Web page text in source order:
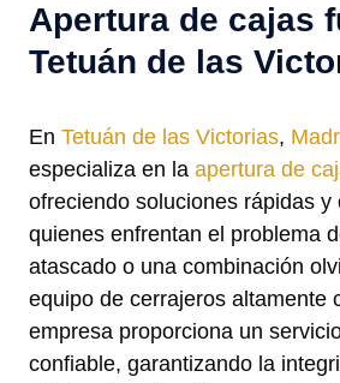
Apertura de cajas
Tetuán de las
En Tetuán de las Victorias,
especializa en la apertura de
ofreciendo soluciones rápidas y
quienes enfrentan el problema
atascado o una combinación
equipo de cerrajeros altamente
empresa proporciona un
confiable, garantizando la